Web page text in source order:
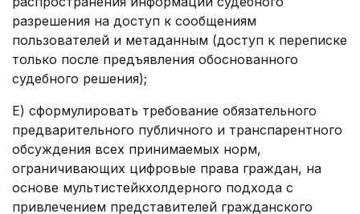
разрешения на доступ к сообщениям
пользователей и метаданным (доступ к переписке
только после предъявления обоснованного
судебного решения);
Е) сформулировать требование обязательного
предварительного публичного и транспарентного
обсуждения всех принимаемых норм,
ограничивающих цифровые права граждан, на
основе мультистейкхолдерного подхода с
привлечением представителей гражданского